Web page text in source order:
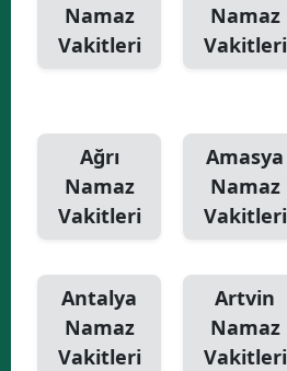
Namaz
Vakitleri
Namaz
Vakitleri
Ağrı
Namaz
Vakitleri
Amasya
Namaz
Vakitleri
Antalya
Namaz
Vakitleri
Artvin
Namaz
Vakitleri